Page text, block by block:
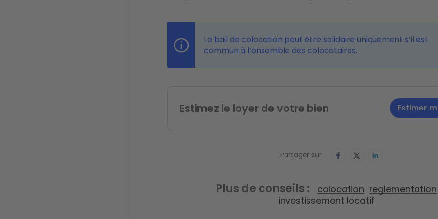
Le bail de colocation peut être solidaire uniquement s’il est
commun à l’ensemble des colocataires.
Estimez le loyer de votre bien Estimer
Partager sur
Plus de conseils colocation reglementation
investissement locatif